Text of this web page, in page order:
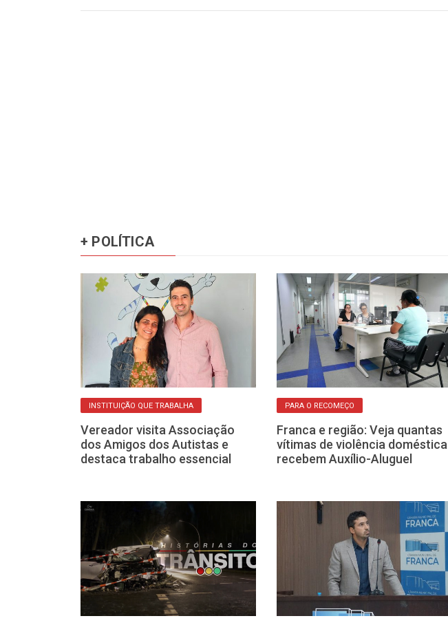
+ POLÍTICA
INSTITUIÇÃO QUE TRABALHA
Vereador visita Associação
dos Amigos dos Autistas e
destaca trabalho essencial
PARA O RECOMEÇO
Franca e região: Veja quantas
vítimas de violência doméstica
recebem Auxílio-Aluguel